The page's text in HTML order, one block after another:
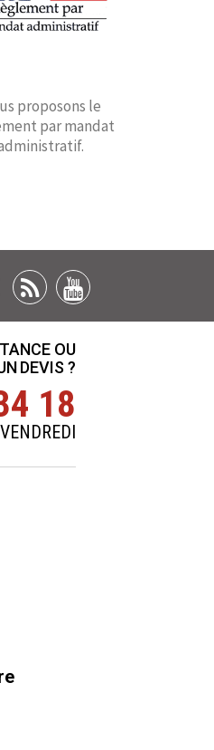
proposons le
par mandat
OU
DEVIS ?
18
VENDREDI